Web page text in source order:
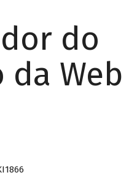
do
da Web